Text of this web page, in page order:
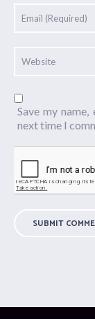
Save my
next time I